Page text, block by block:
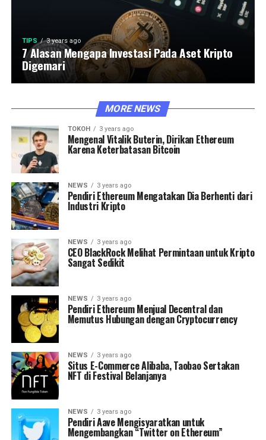
TIPS 3 years ago
7 Alasan Mengapa Investasi Pada Aset Kripto
Digemari
MORE NEWS
TOKOH 3 years ago
Mengenal Vitalik Buterin, Dirikan Ethereum
Karena Keterbatasan Bitcoin
NEWS 3 years ago
Pendiri Ethereum Mengatakan Dia Berhenti dari
Industri Kripto
NEWS 3 years ago
CEO BlackRock Melihat Permintaan untuk Kripto
Sangat Sedikit
NEWS 3 years ago
Pendiri Ethereum Menjual Decentral dan
Memutus Hubungan dengan Cryptocurrency
NEWS 3 years ago
Situs E-Commerce Alibaba, Taobao Sertakan
NFT di Festival Belanjanya
NEWS 3 years ago
Pendiri Aave Mengisyaratkan untuk
Mengembangkan “Twitter on Ethereum”